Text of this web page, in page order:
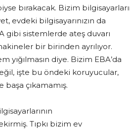
bırakacak. Bizim
evdeki bilgisayarınızın da
gibi sistemlerde ateş duvarı
bir birinden ayrılıyor.
yığılmasın diye. Bizim EBA’da
işte bu öndeki koruyucular,
çıkamamış.
Tıpkı bizim ev